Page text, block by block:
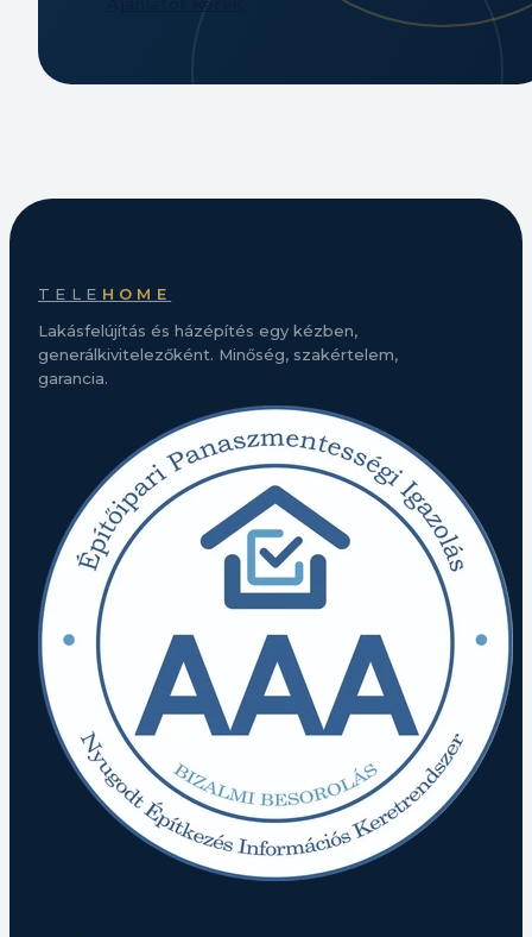
Ajánlatot kérek
TELE HOME
Lakásfelújítás és házépítés egy kézben,
generálkivitelezőként. Minőség, szakértelem,
garancia.